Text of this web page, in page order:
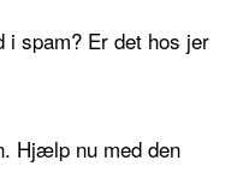
i spam? Er det hos jer
Hjælp nu med den